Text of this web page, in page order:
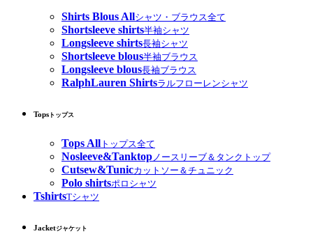
Shirts Blous Allシャツ・ブラウス全て
Shortsleeve shirts半袖シャツ
Longsleeve shirts長袖シャツ
Shortsleeve blous半袖ブラウス
Longsleeve blous長袖ブラウス
RalphLauren Shirtsラルフローレンシャツ
Tops トップス
Tops All トップス全て
Nosleeve&Tanktopノースリーブ＆タンクトップ
Cutsew&Tunicカットソー＆チュニック
Polo shirtsポロシャツ
TshirtsTシャツ
Jacketジャケット